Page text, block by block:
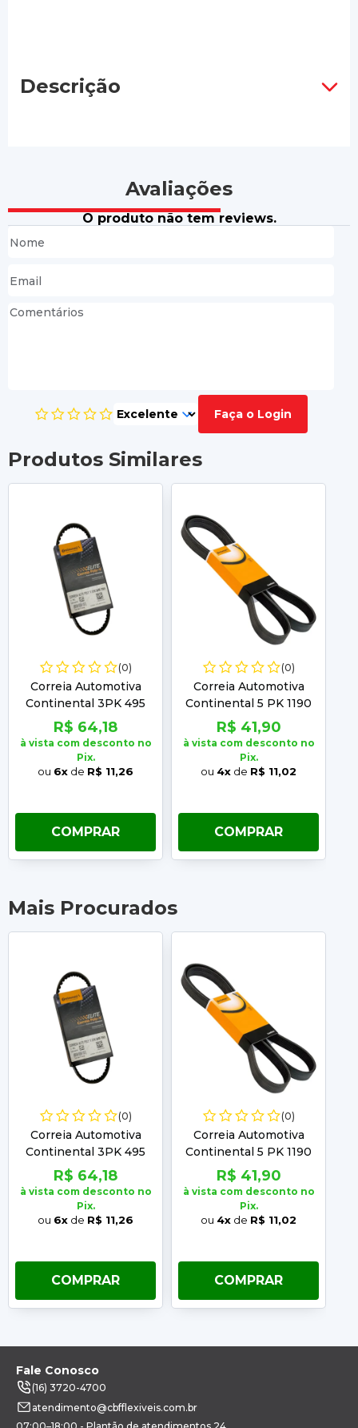
Descrição
Avaliações
O produto não tem reviews.
Faça o Login
Produtos Similares
(0)
Correia Automotiva
Continental 3PK 495
R$ 64,18
à vista com desconto no
Pix.
ou 6x de R$ 11,26
COMPRAR
(0)
Correia Automotiva
Continental 5 PK 1190
R$ 41,90
à vista com desconto no
Pix.
ou 4x de R$ 11,02
COMPRAR
Mais Procurados
(0)
Correia Automotiva
Continental 3PK 495
R$ 64,18
à vista com desconto no
Pix.
ou 6x de R$ 11,26
COMPRAR
(0)
Correia Automotiva
Continental 5 PK 1190
R$ 41,90
à vista com desconto no
Pix.
ou 4x de R$ 11,02
COMPRAR
Fale Conosco
(16) 3720-4700
atendimento@cbfflexiveis.com.br